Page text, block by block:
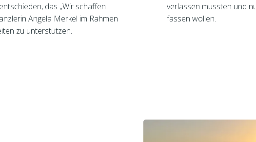
das „Wir schaffen
Angela Merkel im Rahmen
zu unterstützen.
verlassen mussten und
fassen wollen.